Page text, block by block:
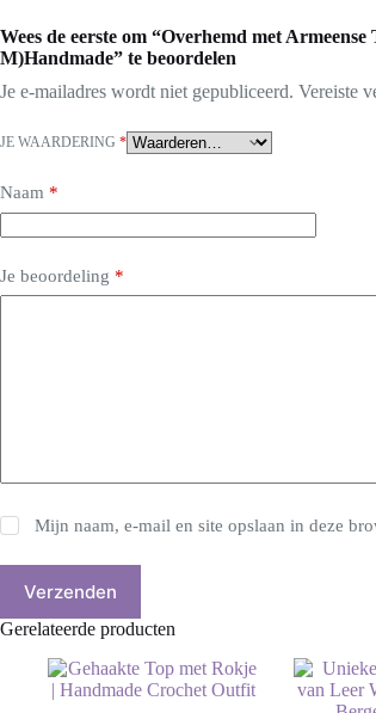
Wees de eerste om “Overhemd met
M)Handmade” te beoordelen
Je e-mailadres wordt niet gepubliceerd. Vereiste
JE WAARDERING *
Naam *
Je beoordeling *
Mijn naam, e-mail en site opslaan in deze
Verzenden
Gerelateerde producten